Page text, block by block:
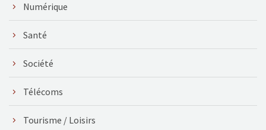
Numérique
Santé
Société
Télécoms
Tourisme / Loisirs